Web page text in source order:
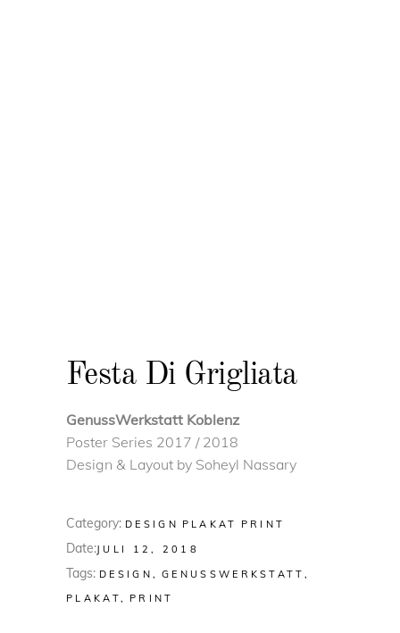
Festa Di Grigliata
GenussWerkstatt Koblenz
Poster Series 2017 / 2018
Design & Layout by Soheyl Nassary
Category: DESIGN PLAKAT PRINT
Date:JULI 12, 2018
Tags: DESIGN
GENUSSWERKSTATT
PLAKAT
PRINT